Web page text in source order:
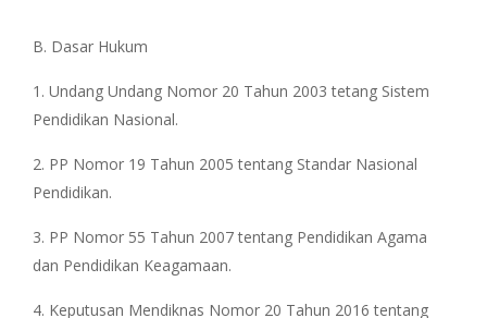
B. Dasar Hukum
1. Undang Undang Nomor 20 Tahun 2003 tetang Sistem
Pendidikan Nasional.
2. PP Nomor 19 Tahun 2005 tentang Standar Nasional
Pendidikan.
3. PP Nomor 55 Tahun 2007 tentang Pendidikan Agama
dan Pendidikan Keagamaan.
4. Keputusan Mendiknas Nomor 20 Tahun 2016 tentang